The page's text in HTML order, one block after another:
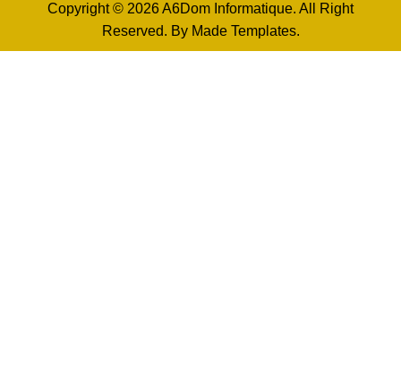
Copyright © 2026 A6Dom Informatique. All Right
Reserved. By Made Templates.